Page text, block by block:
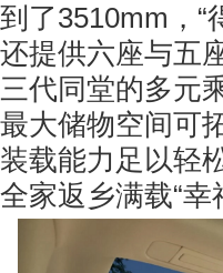
到了3510mm，“
还提供六座与五
三代同堂的多元
最大储物空间可
装载能力足以轻
全家返乡满载“幸